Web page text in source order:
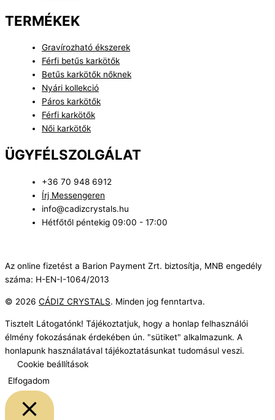
TERMÉKEK
Gravírozható ékszerek
Férfi betűs karkötők
Betűs karkötők nőknek
Nyári kollekció
Páros karkötők
Férfi karkötők
Női karkötők
ÜGYFÉLSZOLGÁLAT
+36 70 948 6912
Írj Messengeren
info@cadizcrystals.hu
Hétfőtől péntekig 09:00 - 17:00
Az online fizetést a Barion Payment Zrt. biztosítja, MNB engedély
száma: H-EN-I-1064/2013
© 2026 CÁDIZ CRYSTALS. Minden jog fenntartva.
Tisztelt Látogatónk! Tájékoztatjuk, hogy a honlap felhasználói
élmény fokozásának érdekében ún. "sütiket" alkalmazunk. A
honlapunk használatával tájékoztatásunkat tudomásul veszi.
Cookie beállítások
Elfogadom